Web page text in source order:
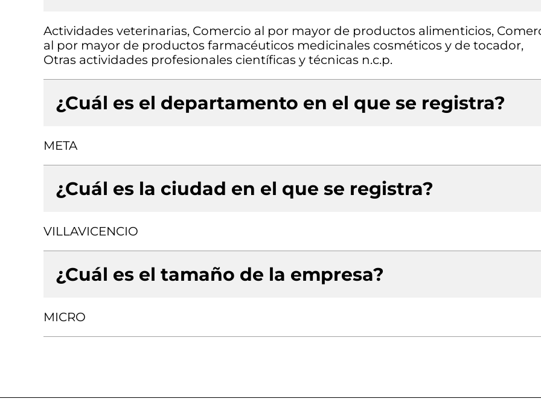
Actividades veterinarias, Comercio al por mayor de productos alimenticios,
al por mayor de productos farmacéuticos medicinales cosméticos y de tocador,
Otras actividades profesionales científicas y técnicas n.c.p.
¿Cuál es el departamento en el que se registra?
META
¿Cuál es la ciudad en el que se registra?
VILLAVICENCIO
¿Cuál es el tamaño de la empresa?
MICRO